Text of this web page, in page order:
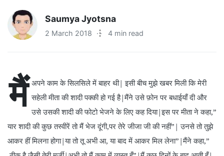
Saumya Jyotsna
2 March 2018 · 4 min read
मैं अपने काम के सिलसिले में बाहर थी| इसी बीच मुझे खबर मिली कि मेरी
सहेली मीता की शादी पक्की हो गई है|मैंने उसे फ़ोन पर बधाईयाँ दी और
उसे उसकी शादी की फोटो भेजने के लिए कह दिया|इस पर मीता ने कहा,”
यार शादी की कुछ तस्वीरें तो मैं भेज दूंगी,पर तेरे जीजा जी की नहीं”| उनसे तो तुझे
आकर हीं मिलना होगा|या तो तू अभी आ, या बाद में आकर मिल लेना”|मैंने कहा,”